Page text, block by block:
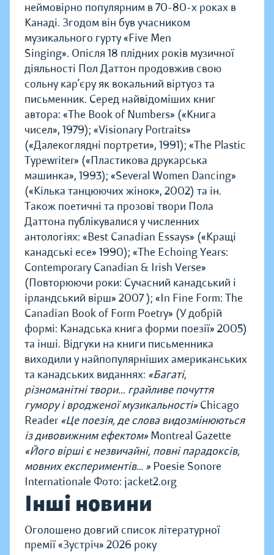
неймовірно популярним в 70-80-х роках в
Канаді. Згодом він був учасником
музикального гурту «Five Men
Singing». Опісля 18 плідних років музичної
діяльності Пол Даттон продовжив свою
сольну кар’єру як вокальний віртуоз та
письменник. Серед найвідоміших книг
автора: «The Book of Numbers» («Книга
чисел», 1979); «Visionary Portraits»
(«Далекоглядні портрети», 1991); «The Plastic
Typewriter» («Пластикова друкарська
машинка», 1993); «Several Women Dancing»
(«Кілька танцюючих жінок», 2002) та ін.
Також поетичні та прозові твори Пола
Даттона публікувалися у численних
антологіях: «Best Canadian Essays» («Кращі
канадські есе» 1990); «The Echoing Years:
Contemporary Canadian & Irish Verse»
(Повторюючи роки: Сучасний канадський і
ірландський вірш» 2007 ); «In Fine Form: The
Canadian Book of Form Poetry» (У добрій
формі: Канадська книга форми поезії» 2005)
та інші. Відгуки на книги письменника
виходили у найпопулярніших американських
та канадських виданнях: «Багаті,
різноманітні твори... грайливе почуття
гумору і вродженої музикальності» Chicago
Reader «Це поезія, де слова видозмінюються
із дивовижним ефектом» Montreal Gazette
«Його вірші є незвичайні, повні парадоксів,
мовних експериментів… » Poesie Sonore
Internationale Фото: jacket2.org
Інші новини
Оголошено довгий список літературної
премії «Зустріч» 2026 року